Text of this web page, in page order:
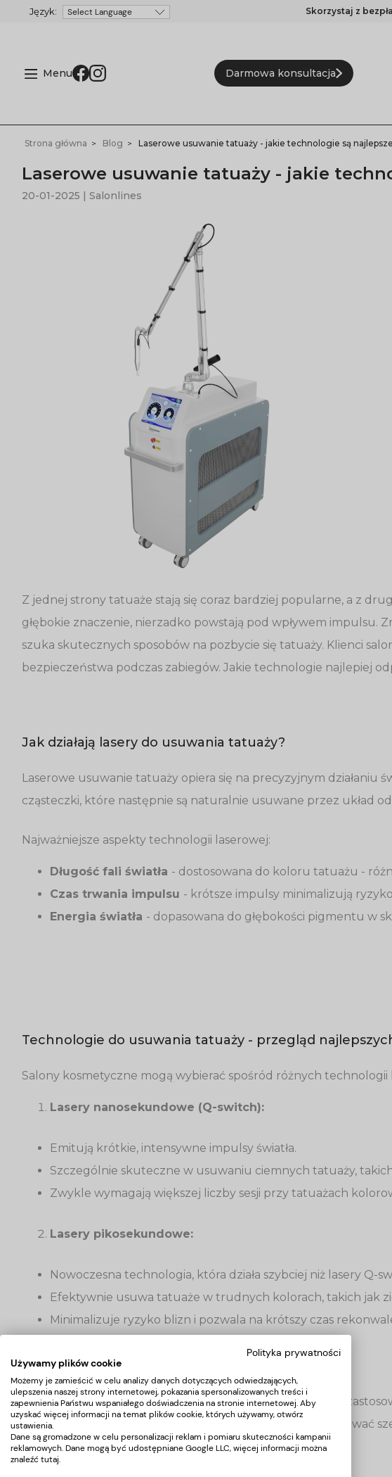
Skorzystaj z
Menu Darmowa konsultacja
Strona główna Blog Laserowe usuwanie tatuaży - jakie technologie są
Laserowe usuwanie tatuaży - jakie
20-01-2025 | Salonlines
Z jednej strony tatuaże stają się coraz bardziej popularne, a z
głębokie znaczenie, nierzadko powstają pod wpływem impulsu.
szuka skutecznych sposobów na pozbycie się tatuaży. Klienci
bezpieczeństwa podczas zabiegów. Jakie technologie najlepiej
Jak działają lasery do usuwania tatuaży?
Laserowe usuwanie tatuaży opiera się na precyzyjnym działaniu
cząsteczki, które następnie są naturalnie usuwane przez układ
Najważniejsze aspekty technologii laserowej:
Długość fali światła - dostosowana do koloru tatuażu -
Czas trwania impulsu - krótsze impulsy minimalizują
Energia światła - dopasowana do głębokości pigmentu w
Technologie do usuwania tatuaży - przegląd
Salony kosmetyczne mogą wybierać spośród różnych
Lasery nanosekundowe (Q-switch):
Emitują krótkie, intensywne impulsy światła.
Szczególnie skuteczne w usuwaniu ciemnych tatuaży,
Zwykle wymagają większej liczby sesji przy tatuażach
Lasery pikosekundowe:
Nowoczesna technologia, która działa szybciej niż lasery Q-
Efektywnie usuwa tatuaże w trudnych kolorach, takich jak
Minimalizuje ryzyko blizn i pozwala na krótszy czas
Technologie hybrydowe (SHR, IPL, RF):
Łączą różne metody działania, co pozwala na szersze
Idealne dla salonów kosmetycznych, które chcą oferować
Skuteczność usuwania tatuaży laserem
Polityka prywatności
Używamy plików cookie
Możemy je zamieścić w celu analizy danych dotyczących odwiedzających,
ulepszenia naszej strony internetowej, pokazania spersonalizowanych treści i
zapewnienia Państwu wspaniałego doświadczenia na stronie internetowej. Aby
uzyskać więcej informacji na temat plików cookie, których używamy, otwórz
ustawienia.
Dane są gromadzone w celu personalizacji reklam i pomiaru skuteczności kampanii
reklamowych. Dane mogą być udostępniane Google LLC, więcej informacji można
znaleźć tutaj.